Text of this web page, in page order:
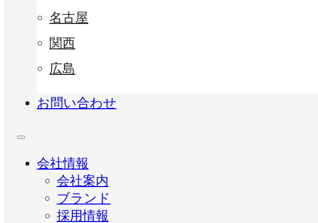
名古屋
関西
広島
お問い合わせ
会社情報
会社案内
ブランド
採用情報